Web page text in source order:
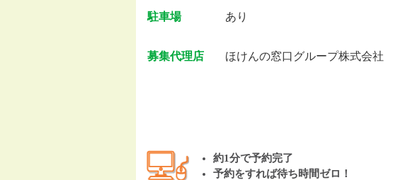
駐車場 あり
募集代理店 ほけんの窓口グループ株式会社
約1分で予約完了
予約をすれば待ち時間ゼロ！